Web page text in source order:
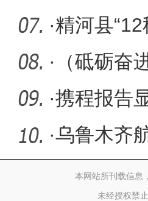
助力胡杨
·精河县
技激活
·
（砥砺奋
河子实现
·携程报告
长31% 增
·乌鲁木齐
万人次
本网站所刊载信息
未经授权禁